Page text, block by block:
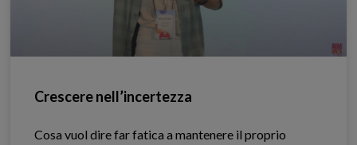
Crescere nell’incertezza
Cosa vuol dire far fatica a mantenere il proprio